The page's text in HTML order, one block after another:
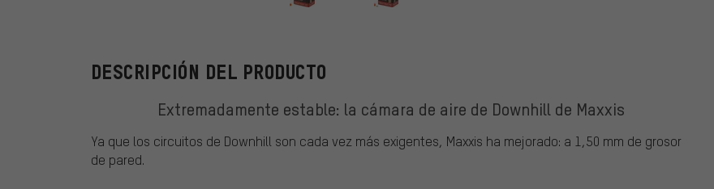
DESCRIPCIÓN DEL PRODUCTO
Extremadamente estable: la cámara de aire de Downhill de Maxxis
Ya que los circuitos de Downhill son cada vez más exigentes, Maxxis ha mejorado: a 1,50 mm de grosor
de pared.